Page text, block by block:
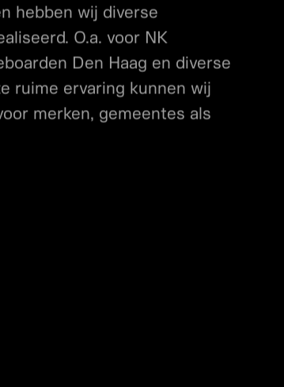
hebben wij diverse
O.a. voor NK
Den Haag en diverse
ruime ervaring kunnen wij
merken, gemeentes als